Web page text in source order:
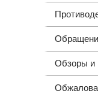
Обзоры и